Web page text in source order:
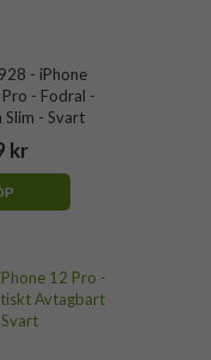
- iPhone
- Fodral -
Slim - Svart
kr